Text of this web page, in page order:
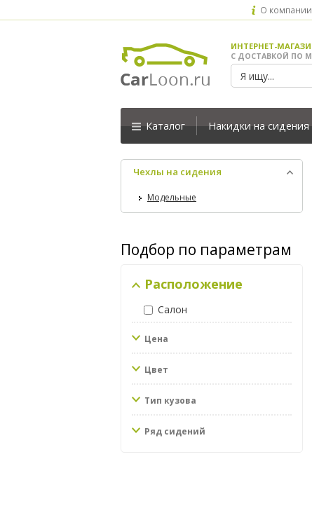
О компании
ИНТЕРНЕТ-
С ДОСТАВКОЙ ПО
Каталог Накидки на сидения
Чехлы на сидения
Модельные
Подбор по параметрам
Расположение
Салон
Цена
Цвет
Тип кузова
Ряд сидений